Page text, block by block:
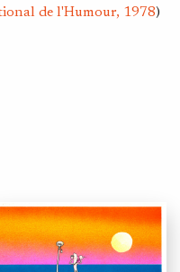
de l'Humour, 1978)